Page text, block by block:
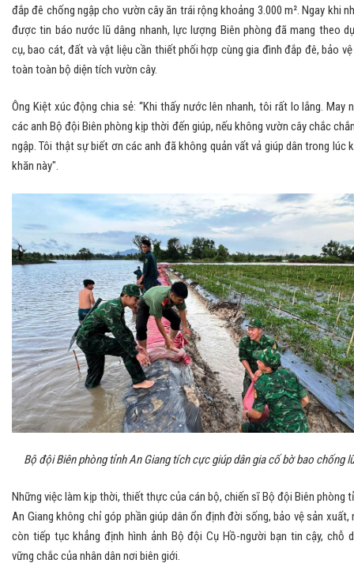
đắp đê chống ngập cho vườn cây ăn trái rộng khoảng 3.000 m². Ngay khi
được tin báo nước lũ dâng nhanh, lực lượng Biên phòng đã mang theo
cụ, bao cát, đất và vật liệu cần thiết phối hợp cùng gia đình đắp đê, bảo vệ
toàn toàn bộ diện tích vườn cây.
Ông Kiệt xúc động chia sẻ: “Khi thấy nước lên nhanh, tôi rất lo lắng. May
các anh Bộ đội Biên phòng kịp thời đến giúp, nếu không vườn cây chắc
ngập. Tôi thật sự biết ơn các anh đã không quản vất vả giúp dân trong lúc
khăn này".
Bộ đội Biên phòng tỉnh An Giang tích cực giúp dân gia cố bờ bao chống lũ
Những việc làm kịp thời, thiết thực của cán bộ, chiến sĩ Bộ đội Biên phòng
An Giang không chỉ góp phần giúp dân ổn định đời sống, bảo vệ sản xuất,
còn tiếp tục khẳng định hình ảnh Bộ đội Cụ Hồ-người bạn tin cậy, chỗ
vững chắc của nhân dân nơi biên giới.